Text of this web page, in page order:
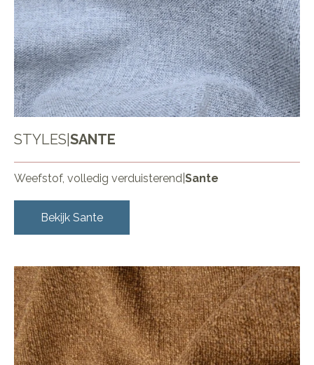
STYLES SANTE
Weefstof, volledig verduisterend Sante
Bekijk Sante